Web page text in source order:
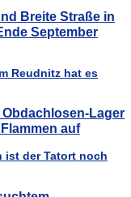
Breite Straße in
September
Lager
auf